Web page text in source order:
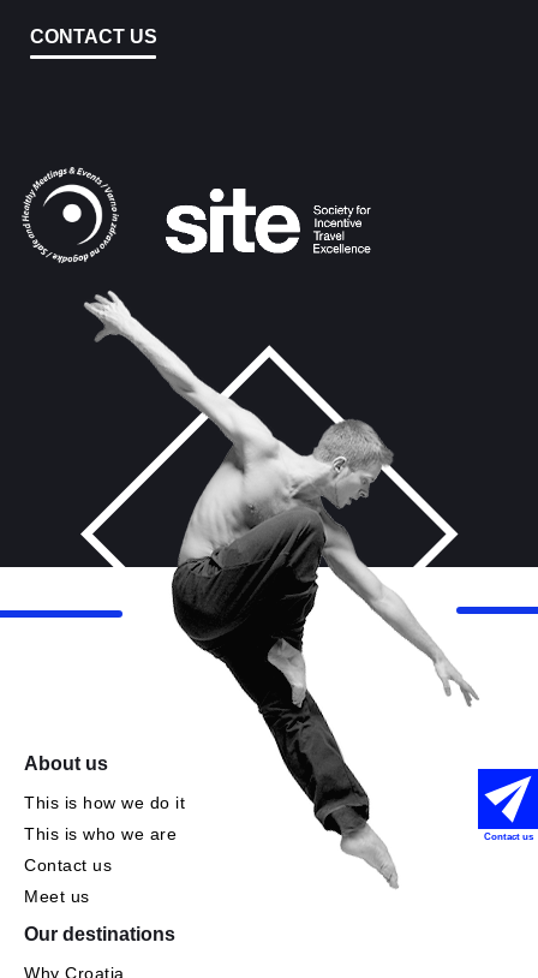
CONTACT US
About us
This is how we do it
This is who we are
Contact us
Meet us
Our destinations
Why Croatia
Contact us